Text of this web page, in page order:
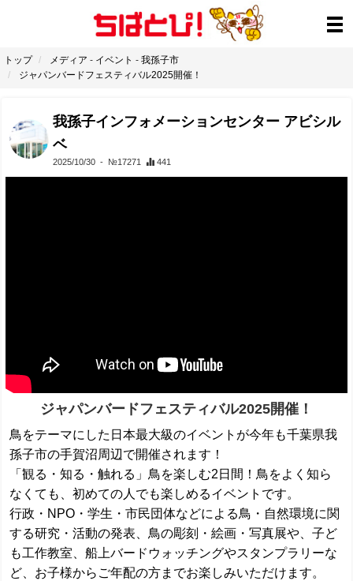
トップ メディア - イベント - 我孫子市
ジャパンバードフェスティバル2025開催！
我孫子インフォメーションセンター アビシル
ベ
2025/10/30 - №17271 441
ジャパンバードフェスティバル2025開催！
鳥をテーマにした日本最大級のイベントが今年も千葉県我
孫子市の手賀沼周辺で開催されます！
「観る・知る・触れる」鳥を楽しむ2日間！鳥をよく知ら
なくても、初めての人でも楽しめるイベントです。
行政・NPO・学生・市民団体などによる鳥・自然環境に関
する研究・活動の発表、鳥の彫刻・絵画・写真展や、子ど
も工作教室、船上バードウォッチングやスタンプラリーな
ど、お子様からご年配の方までお楽しみいただけます。